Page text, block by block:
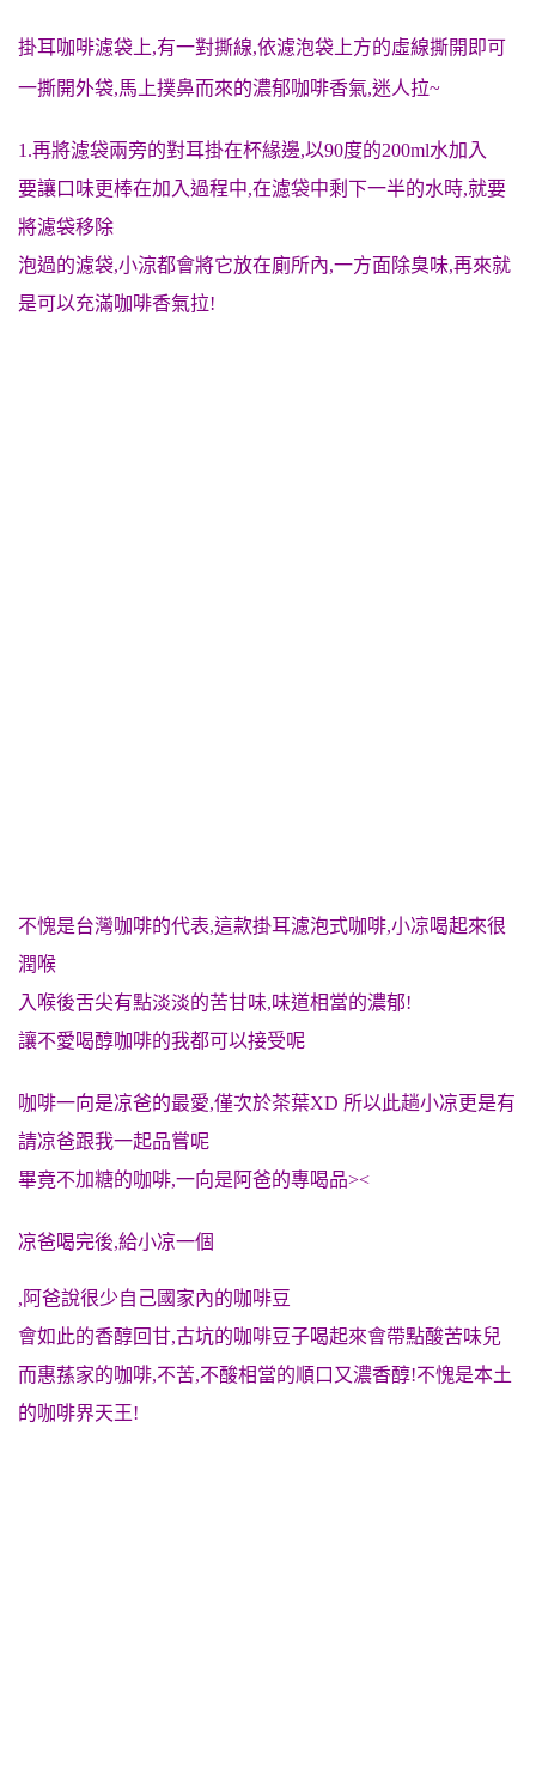
掛耳咖啡濾袋上,有一對撕線,依濾泡袋上方的虛線撕開即可
一撕開外袋,馬上撲鼻而來的濃郁咖啡香氣,迷人拉~
1.再將濾袋兩旁的對耳掛在杯緣邊,以90度的200ml水加入
要讓口味更棒在加入過程中,在濾袋中剩下一半的水時,就要
將濾袋移除
泡過的濾袋,小涼都會將它放在廁所內,一方面除臭味,再來就
是可以充滿咖啡香氣拉!
不愧是台灣咖啡的代表,這款掛耳濾泡式咖啡,小凉喝起來很
潤喉
入喉後舌尖有點淡淡的苦甘味,味道相當的濃郁!
讓不愛喝醇咖啡的我都可以接受呢
咖啡一向是凉爸的最愛,僅次於茶葉XD 所以此趟小凉更是有
請凉爸跟我一起品嘗呢
畢竟不加糖的咖啡,一向是阿爸的專喝品><
凉爸喝完後,給小凉一個
,阿爸說很少自己國家內的咖啡豆
會如此的香醇回甘,古坑的咖啡豆子喝起來會帶點酸苦味兒
而惠蓀家的咖啡,不苦,不酸相當的順口又濃香醇!不愧是本土
的咖啡界天王!